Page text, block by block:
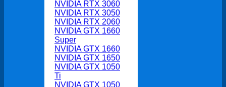
NVIDIA RTX 3060
NVIDIA RTX 3050
NVIDIA RTX 2060
NVIDIA GTX 1660
Super
NVIDIA GTX 1660
NVIDIA GTX 1650
NVIDIA GTX 1050
Ti
NVIDIA GTX 1050